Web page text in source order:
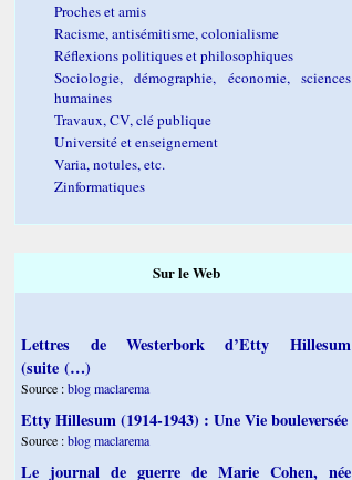
Proches et amis
Racisme, antisémitisme, colonialisme
Réflexions politiques et philosophiques
Sociologie, démographie, économie, sciences
humaines
Travaux, CV, clé publique
Université et enseignement
Varia, notules, etc.
Zinformatiques
Sur le Web
Lettres de Westerbork d’Etty Hillesum
(suite (…)
Source :blog maclarema
Etty Hillesum (1914-1943) : Une Vie bouleversée
Source :blog maclarema
Le journal de guerre de Marie Cohen, née